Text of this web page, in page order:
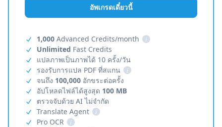
อัพเกรดเดี๋ยวนี้
1,000 Advanced Credits/month
i
Unlimited Fast Credits
แปลภาพเป็นภาพได้ 10 ครั้ง/วัน
รองรับการแปล PDF ที่สแกน
i
จนถึง 100,000 อักขระต่อครั้ง
อัปโหลดไฟล์ได้สูงสุด 100 MB
ตรวจจับด้วย AI ไม่จำกัด
Translate Agent
i
Pro OCR
i